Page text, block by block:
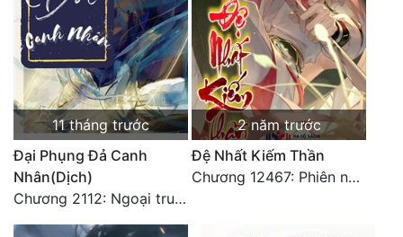
11 tháng trước
Đại Phụng Đả Canh
Nhân(Dịch)
Chương 2112: Ngoại truyện 3 - Tiệc mừng công
2 năm trước
Đệ Nhất Kiếm Thần
Chương 12467: Phiên ngoại 20: Sinh nhật vui vẻ - Hoàn